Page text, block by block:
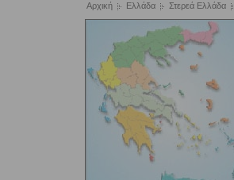
Αρχική Ελλάδα Στερεά Ελλάδα